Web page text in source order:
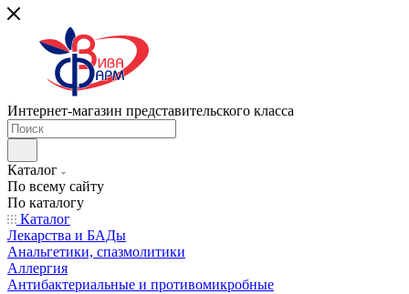
Интернет-магазин представительского класса
Каталог
По всему сайту
По каталогу
Каталог
Лекарства и БАДы
Анальгетики, спазмолитики
Аллергия
Антибактериальные и противомикробные